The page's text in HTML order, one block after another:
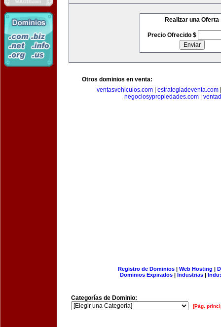
Realizar una Oferta
Precio Ofrecido $
Otros dominios en venta:
ventasvehiculos.com
estrategiadeventa.com
negociosypropiedades.com
Registro de Dominios| Web Hosting |
Dominios Expirados | Industrias |
Categorías de Dominio:
[Pág.